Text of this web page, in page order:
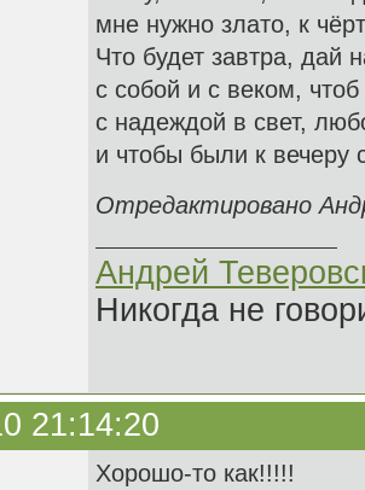
мне нужно злато, к
Что будет завтра, дай
с собой и с веком,
с надеждой в свет,
и чтобы были к вечеру
Отредактировано
Андрей
Никогда не
21:14:20
Хорошо-то как!!!!!